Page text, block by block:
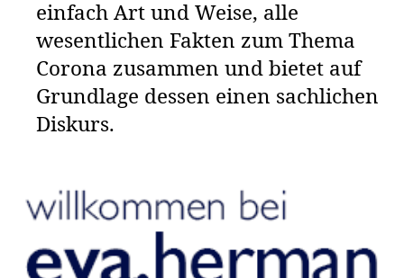
einfach Art und Weise, alle
wesentlichen Fakten zum Thema
Corona zusammen und bietet auf
Grundlage dessen einen sachlichen
Diskurs.